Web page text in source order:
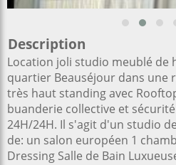
Description
Location joli studio meublé de
quartier Beauséjour dans une
très haut standing avec
buanderie collective et
24H/24H. Il s'agit d'un studio
de: un salon européen 1
Dressing Salle de Bain